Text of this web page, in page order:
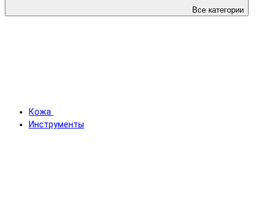
Все категории
Кожа
Инструменты